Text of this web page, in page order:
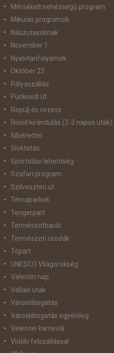
Mérsékelt nehézségű program
Mikulás programok
Nászutasoknak
November 1
Nyelvtanfolyamok
Október 23
Pályaszállás
Pünkösdi út
Repülj és vezess
Rövid kirándulás (2-3 napos utak)
Síbérlettel
Síoktatás
Sportolási lehetőség
Szafari program
Szilveszteri út
Témaparkok
Tengerpart
Természetbarát
Természeti csodák
Tópart
UNESCO Világörökség
Valentin nap
Vallási utak
Városlátogatás
Városlátogatás egyénileg
Velencei karnevál
Vidéki felszállással